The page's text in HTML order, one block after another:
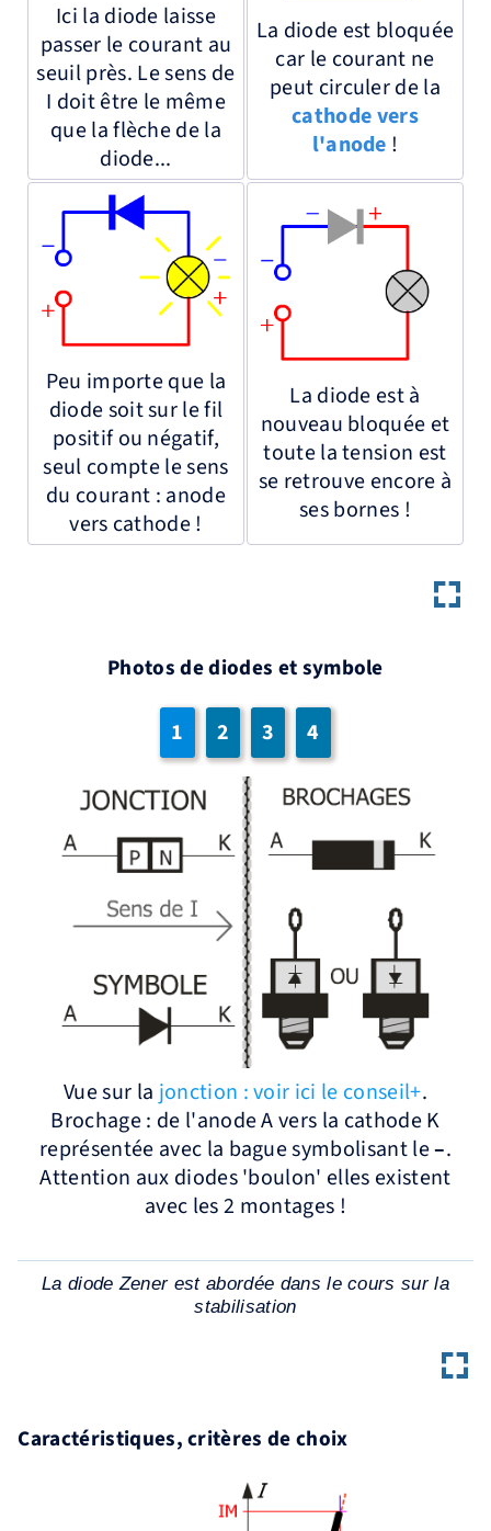
Ici la diode laisse
passer le courant au
seuil près. Le sens de
I doit être le même
que la flèche de la
diode...
La diode est bloquée
car le courant ne
peut circuler de la
cathode vers
l'anode !
Peu importe que la
diode soit sur le fil
positif ou négatif,
seul compte le sens
du courant : anode
vers cathode !
La diode est à
nouveau bloquée et
toute la tension est
se retrouve encore à
ses bornes !
Photos de diodes et symbole
1 2 3 4
Vue sur la jonction : voir ici le conseil+.
Brochage : de l'anode A vers la cathode K
représentée avec la bague symbolisant le–.
Attention aux diodes 'boulon' elles existent
avec les 2 montages !
La diode Zener est abordée dans le cours sur la
stabilisation
Caractéristiques, critères de choix